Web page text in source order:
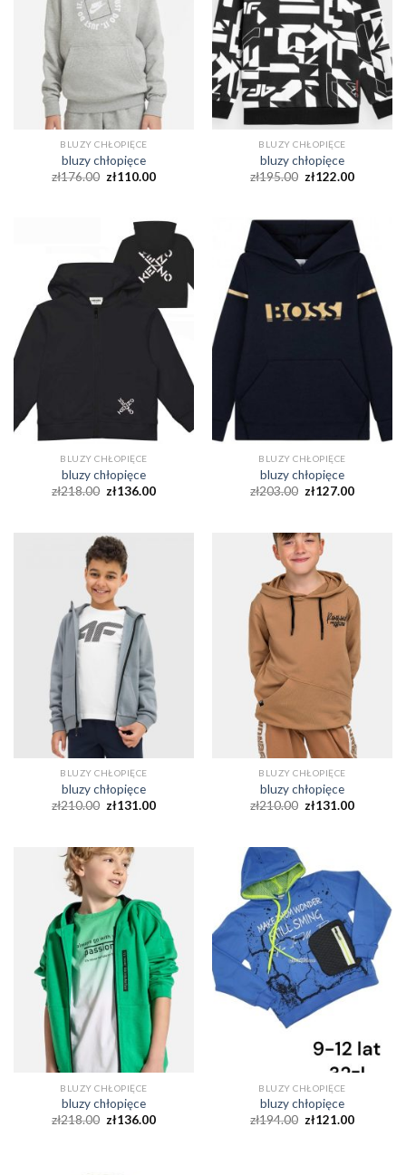
BLUZY CHŁOPIĘCE
bluzy chłopięce
zł176.00 zł110.00
BLUZY CHŁOPIĘCE
bluzy chłopięce
zł195.00 zł122.00
BLUZY CHŁOPIĘCE
bluzy chłopięce
zł218.00 zł136.00
BLUZY CHŁOPIĘCE
bluzy chłopięce
zł203.00 zł127.00
BLUZY CHŁOPIĘCE
bluzy chłopięce
zł210.00 zł131.00
BLUZY CHŁOPIĘCE
bluzy chłopięce
zł210.00 zł131.00
BLUZY CHŁOPIĘCE
bluzy chłopięce
zł218.00 zł136.00
BLUZY CHŁOPIĘCE
bluzy chłopięce
zł194.00 zł121.00